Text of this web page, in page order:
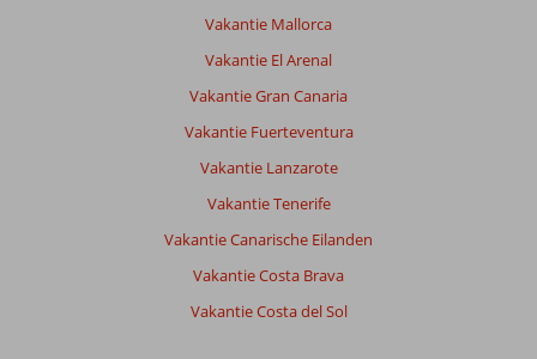
Vakantie Mallorca
Vakantie El Arenal
Vakantie Gran Canaria
Vakantie Fuerteventura
Vakantie Lanzarote
Vakantie Tenerife
Vakantie Canarische Eilanden
Vakantie Costa Brava
Vakantie Costa del Sol